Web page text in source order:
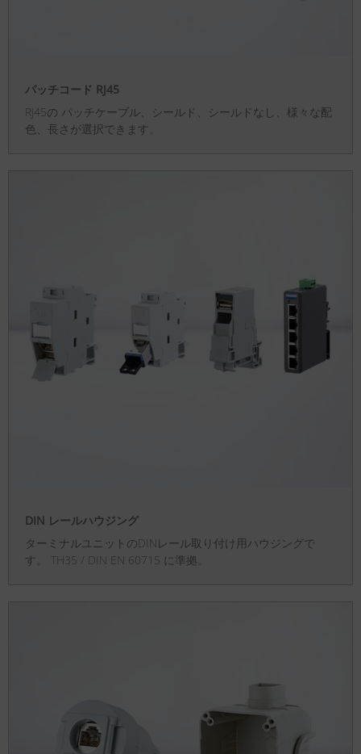
パッチコード RJ45
RJ45の パッチケーブル、シールド、シールドなし、様々な配
色、長さが選択できます。
DIN レールハウジング
ターミナルユニットのDINレール取り付け用ハウジングで
す。 TH35 / DIN EN 60715 に準拠。